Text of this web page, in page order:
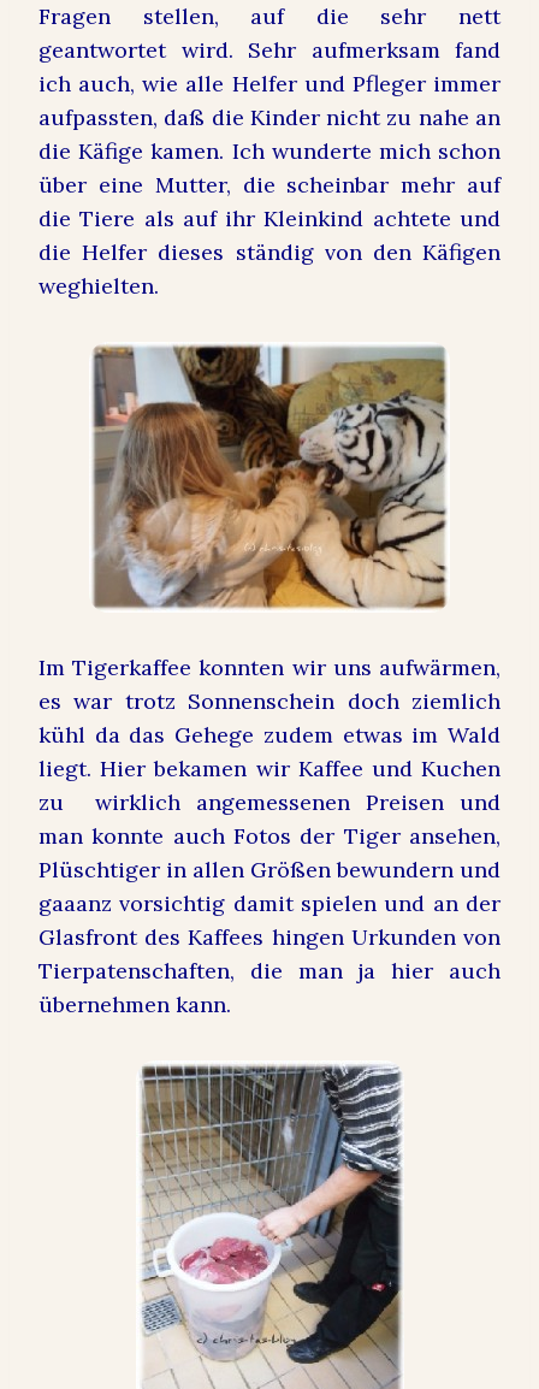
Fragen stellen, auf die sehr nett
geantwortet wird. Sehr aufmerksam fand
ich auch, wie alle Helfer und Pfleger immer
aufpassten, daß die Kinder nicht zu nahe an
die Käfige kamen. Ich wunderte mich schon
über eine Mutter, die scheinbar mehr auf
die Tiere als auf ihr Kleinkind achtete und
die Helfer dieses ständig von den Käfigen
weghielten.
Im Tigerkaffee konnten wir uns aufwärmen,
es war trotz Sonnenschein doch ziemlich
kühl da das Gehege zudem etwas im Wald
liegt. Hier bekamen wir Kaffee und Kuchen
zu wirklich angemessenen Preisen und
man konnte auch Fotos der Tiger ansehen,
Plüschtiger in allen Größen bewundern und
gaaanz vorsichtig damit spielen und an der
Glasfront des Kaffees hingen Urkunden von
Tierpatenschaften, die man ja hier auch
übernehmen kann.